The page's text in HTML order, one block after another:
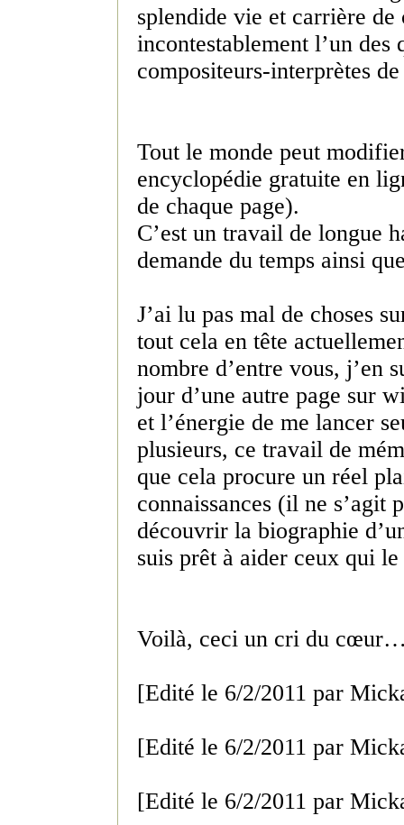
splendide vie et carrière
incontestablement l’un des
compositeurs-interprètes
Tout le monde peut
encyclopédie gratuite en
de chaque page).
C’est un travail de longue
demande du temps ainsi
J’ai lu pas mal de choses
tout cela en tête
nombre d’entre vous, j’en
jour d’une autre page sur
et l’énergie de me lancer
plusieurs, ce travail de
que cela procure un réel
connaissances (il ne s’agit
découvrir la biographie
suis prêt à aider ceux qui
Voilà, ceci un cri du
[Edité le 6/2/2011 par
[Edité le 6/2/2011 par
[Edité le 6/2/2011 par